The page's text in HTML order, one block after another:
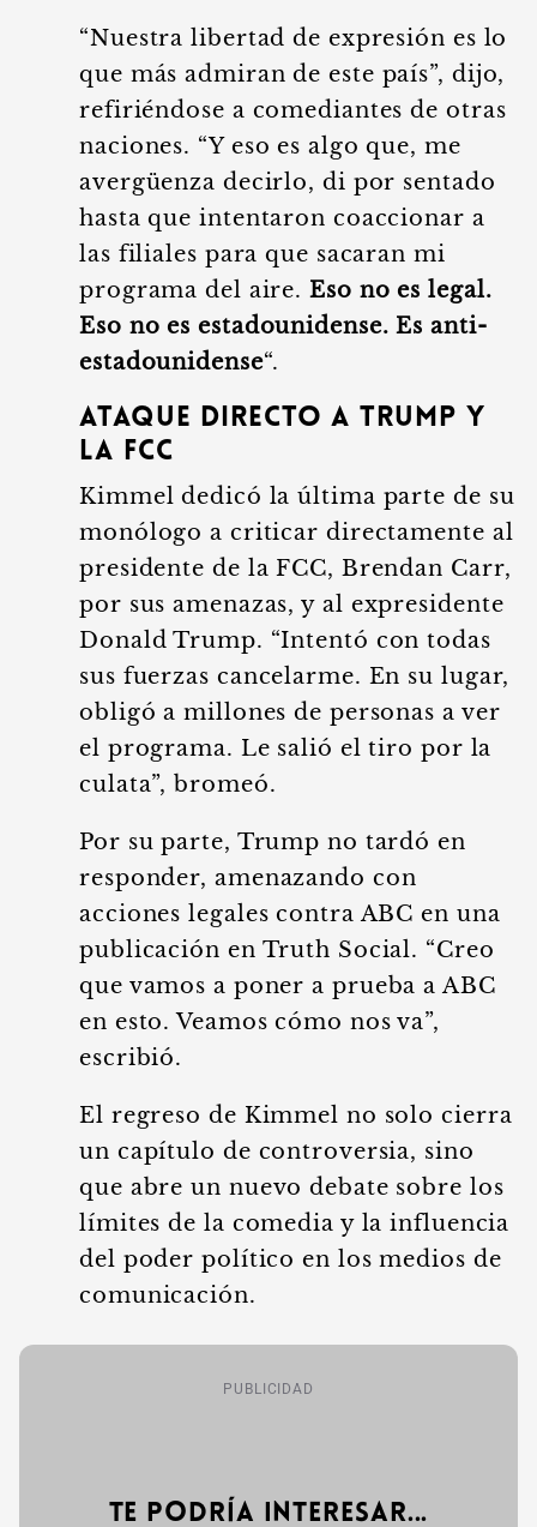
“Nuestra libertad de expresión es lo
que más admiran de este país”, dijo,
refiriéndose a comediantes de otras
naciones. “Y eso es algo que, me
avergüenza decirlo, di por sentado
hasta que intentaron coaccionar a
las filiales para que sacaran mi
programa del aire.Eso no es legal.
Eso no es estadounidense. Es anti-
estadounidense“.
Ataque Directo a Trump y
la FCC
Kimmel dedicó la última parte de su
monólogo a criticar directamente al
presidente de la FCC, Brendan Carr,
por sus amenazas, y al expresidente
Donald Trump. “Intentó con todas
sus fuerzas cancelarme. En su lugar,
obligó a millones de personas a ver
el programa. Le salió el tiro por la
culata”, bromeó.
Por su parte, Trump no tardó en
responder, amenazando con
acciones legales contra ABC en una
publicación en Truth Social. “Creo
que vamos a poner a prueba a ABC
en esto. Veamos cómo nos va”,
escribió.
El regreso de Kimmel no solo cierra
un capítulo de controversia, sino
que abre un nuevo debate sobre los
límites de la comedia y la influencia
del poder político en los medios de
comunicación.
PUBLICIDAD
Te podría interesar...